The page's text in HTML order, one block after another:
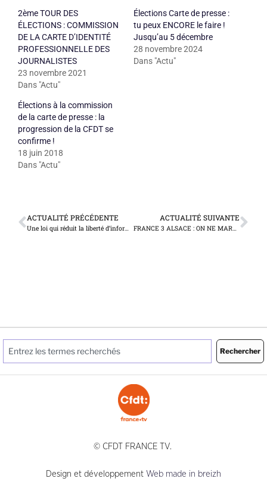
2ème TOUR DES
ÉLECTIONS : COMMISSION
DE LA CARTE D’IDENTITÉ
PROFESSIONNELLE DES
JOURNALISTES
23 novembre 2021
Dans "Actu"
Élections Carte de presse :
tu peux ENCORE le faire !
Jusqu’au 5 décembre
28 novembre 2024
Dans "Actu"
Élections à la commission
de la carte de presse : la
progression de la CFDT se
confirme !
18 juin 2018
Dans "Actu"
ACTUALITÉ PRÉCÉDENTE ACTUALITÉ SUIVANTE
FRANCE 3 ALSACE : ON NE MARCHE PLUS !
Rechercher
© CFDT FRANCE TV.
Design et développement Web made in breizh